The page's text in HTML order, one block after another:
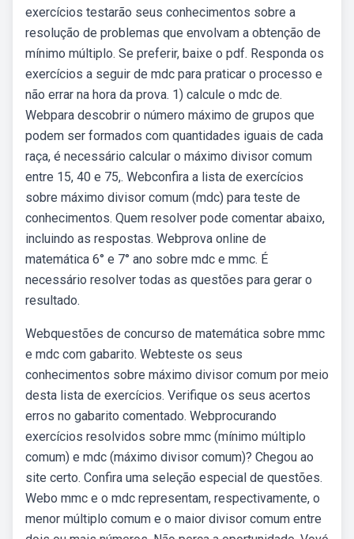
exercícios testarão seus conhecimentos sobre a
resolução de problemas que envolvam a obtenção de
mínimo múltiplo. Se preferir, baixe o pdf. Responda os
exercícios a seguir de mdc para praticar o processo e
não errar na hora da prova. 1) calcule o mdc de.
Webpara descobrir o número máximo de grupos que
podem ser formados com quantidades iguais de cada
raça, é necessário calcular o máximo divisor comum
entre 15, 40 e 75,. Webconfira a lista de exercícios
sobre máximo divisor comum (mdc) para teste de
conhecimentos. Quem resolver pode comentar abaixo,
incluindo as respostas. Webprova online de
matemática 6° e 7° ano sobre mdc e mmc. É
necessário resolver todas as questões para gerar o
resultado.
Webquestões de concurso de matemática sobre mmc
e mdc com gabarito. Webteste os seus
conhecimentos sobre máximo divisor comum por meio
desta lista de exercícios. Verifique os seus acertos
erros no gabarito comentado. Webprocurando
exercícios resolvidos sobre mmc (mínimo múltiplo
comum) e mdc (máximo divisor comum)? Chegou ao
site certo. Confira uma seleção especial de questões.
Webo mmc e o mdc representam, respectivamente, o
menor múltiplo comum e o maior divisor comum entre